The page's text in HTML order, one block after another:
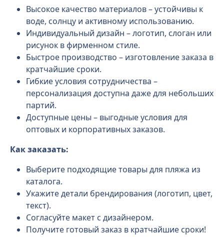
Высокое качество материалов – устойчивы к
воде, солнцу и активному использованию.
Индивидуальный дизайн – логотип, слоган или
рисунок в фирменном стиле.
Быстрое производство – изготовление заказа в
кратчайшие сроки.
Гибкие условия сотрудничества –
персонализация доступна даже для небольших
партий.
Доступные цены – выгодные условия для
оптовых и корпоративных заказов.
Как заказать:
Выберите подходящие товары для пляжа из
каталога.
Укажите детали брендирования (логотип, цвет,
текст).
Согласуйте макет с дизайнером.
Получите готовый заказ в кратчайшие сроки!